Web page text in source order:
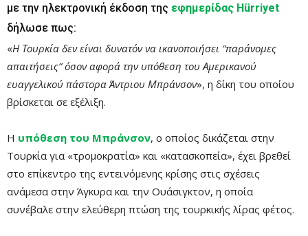
με την ηλεκτρονική έκδοση της εφημερίδας Hürriyet
δήλωσε πως:
«Η Τουρκία δεν είναι δυνατόν να ικανοποιήσει “παράνομες
απαιτήσεις” όσον αφορά την υπόθεση του Αμερικανού
ευαγγελικού πάστορα Άντριου Μπράνσον», η δίκη του οποίου
βρίσκεται σε εξέλιξη.
Η υπόθεση του Μπράνσον, ο οποίος δικάζεται στην
Τουρκία για «τρομοκρατία» και «κατασκοπεία», έχει βρεθεί
στο επίκεντρο της εντεινόμενης κρίσης στις σχέσεις
ανάμεσα στην Άγκυρα και την Ουάσιγκτον, η οποία
συνέβαλε στην ελεύθερη πτώση της τουρκικής λίρας φέτος.